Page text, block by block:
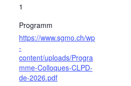
1
Programm
https://www.sgmo.ch/wp
-
content/uploads/Progra
mme-Colloques-CLPD-
de-2026.pdf